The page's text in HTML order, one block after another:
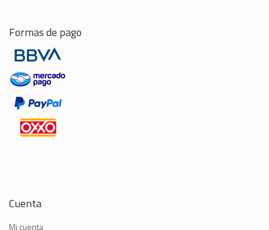
Formas de pago
Cuenta
Mi cuenta